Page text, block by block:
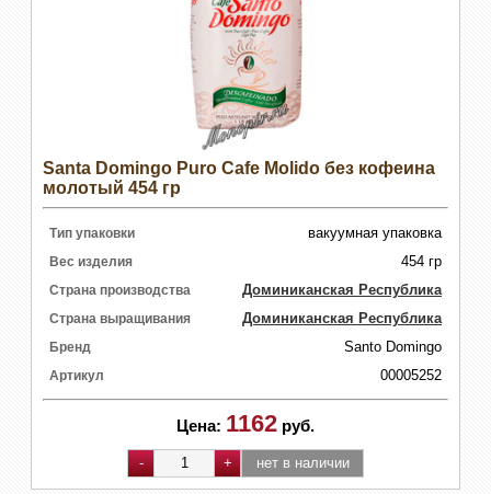
Santa Domingo Puro Cafe Molido без кофеина
молотый 454 гр
Тип упаковки вакуумная упаковка
Вес изделия 454 гр
Страна производства Доминиканская Республика
Страна выращивания Доминиканская Республика
Бренд Santo Domingo
Артикул 00005252
Цена: 1162 руб.